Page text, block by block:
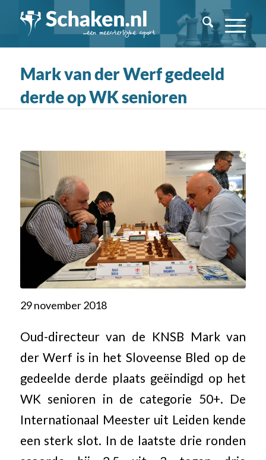
Mark van der Werf gedeeld
derde op WK senioren
29 november 2018
Oud-directeur van de KNSB Mark van
der Werf is in het Sloveense Bled op de
gedeelde derde plaats geëindigd op het
WK senioren in de categorie 50+. De
Internationaal Meester uit Leiden kende
een sterk slot. In de laatste drie ronden